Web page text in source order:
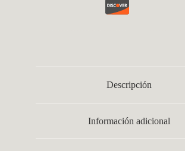
Descripción
Información adicional